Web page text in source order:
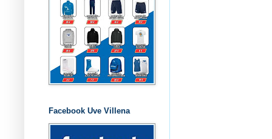
Facebook Uve Villena